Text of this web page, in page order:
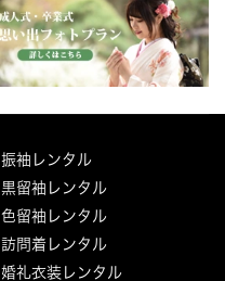
振袖レンタル
黒留袖レンタル
色留袖レンタル
訪問着レンタル
婚礼衣装レンタル